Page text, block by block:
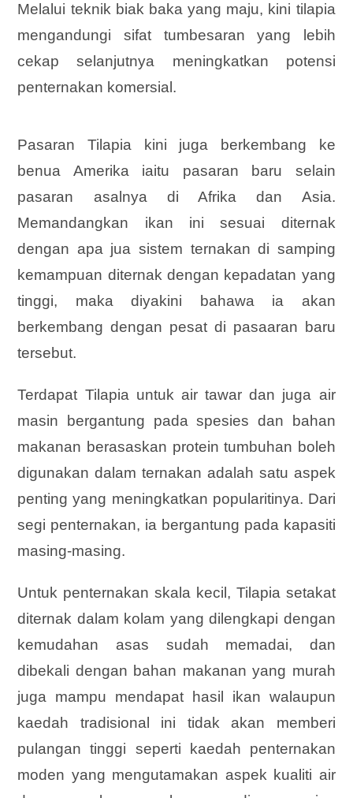
Melalui teknik biak baka yang maju, kini tilapia
mengandungi sifat tumbesaran yang lebih
cekap selanjutnya meningkatkan potensi
penternakan komersial.
Pasaran Tilapia kini juga berkembang ke
benua Amerika iaitu pasaran baru selain
pasaran asalnya di Afrika dan Asia.
Memandangkan ikan ini sesuai diternak
dengan apa jua sistem ternakan di samping
kemampuan diternak dengan kepadatan yang
tinggi, maka diyakini bahawa ia akan
berkembang dengan pesat di pasaaran baru
tersebut.
Terdapat Tilapia untuk air tawar dan juga air
masin bergantung pada spesies dan bahan
makanan berasaskan protein tumbuhan boleh
digunakan dalam ternakan adalah satu aspek
penting yang meningkatkan popularitinya. Dari
segi penternakan, ia bergantung pada kapasiti
masing-masing.
Untuk penternakan skala kecil, Tilapia setakat
diternak dalam kolam yang dilengkapi dengan
kemudahan asas sudah memadai, dan
dibekali dengan bahan makanan yang murah
juga mampu mendapat hasil ikan walaupun
kaedah tradisional ini tidak akan memberi
pulangan tinggi seperti kaedah penternakan
moden yang mengutamakan aspek kualiti air